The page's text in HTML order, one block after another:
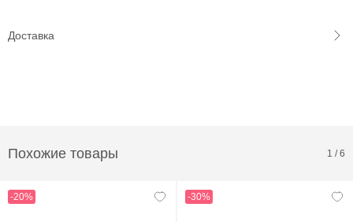
Доставка
Похожие товары 1 /6
-20% -30%